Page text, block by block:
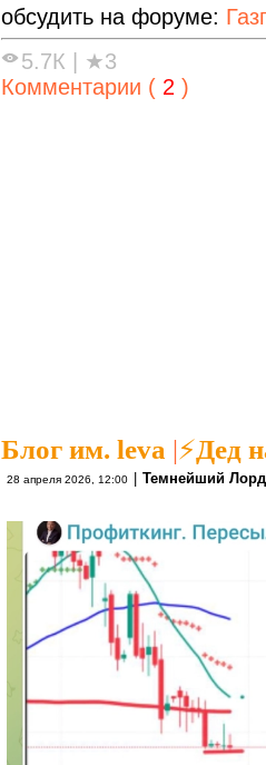
обсудить на форуме:
5.7К
★3
Комментарии ( 2 )
Блог им. leva |⚡Дед
28 апреля 2026, 12:00 Темнейший Лорд